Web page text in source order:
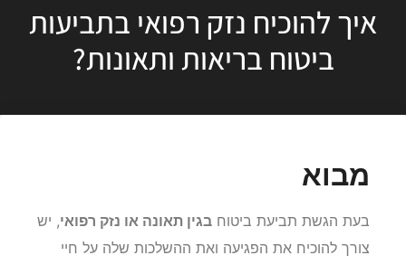
איך להוכיח נזק רפואי בתביעות
ביטוח בריאות ותאונות?
מבוא
בעת הגשת תביעת ביטוח בגין תאונה או נזק רפואי, יש
צורך להוכיח את הפגיעה ואת ההשלכות שלה על חיי